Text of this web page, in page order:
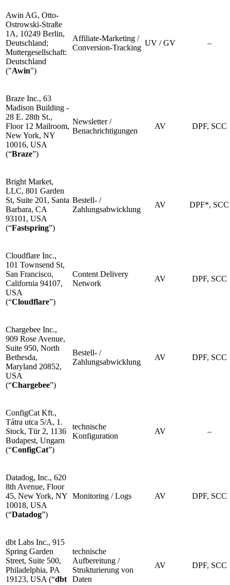
Awin AG, Otto-
Ostrowski-Straße
1A, 10249 Berlin,
Deutschland;
Muttergesellschaft:
Deutschland
("Awin")
Affiliate-Marketing /
Conversion-Tracking
UV / GV –
Braze Inc., 63
Madison Building -
28 E. 28th St.,
Floor 12 Mailroom,
New York, NY
10016, USA
(“Braze”)
Newsletter /
Benachrichtigungen
AV DPF, SCC
Bright Market,
LLC, 801 Garden
St, Suite 201, Santa
Barbara, CA
93101, USA
(“Fastspring”)
Bestell- /
Zahlungsabwicklung
AV DPF*, SCC
Cloudflare Inc.,
101 Townsend St,
San Francisco,
California 94107,
USA
(“Cloudflare”)
Content Delivery
Network
AV DPF, SCC
Chargebee Inc.,
909 Rose Avenue,
Suite 950, North
Bethesda,
Maryland 20852,
USA
(“Chargebee”)
Bestell- /
Zahlungsabwicklung
AV DPF, SCC
ConfigCat Kft.,
Tátra utca 5/A, 1.
Stock, Tür 2, 1136
Budapest, Ungarn
(“ConfigCat”)
technische
Konfiguration
AV –
Datadog, Inc., 620
8th Avenue, Floor
45, New York, NY
10018, USA
(“Datadog”)
Monitoring / Logs AV DPF, SCC
dbt Labs Inc., 915
Spring Garden
Street, Suite 500,
Philadelphia, PA
19123, USA (“dbt
technische
Aufbereitung /
Strukturierung von
Daten
AV DPF, SCC